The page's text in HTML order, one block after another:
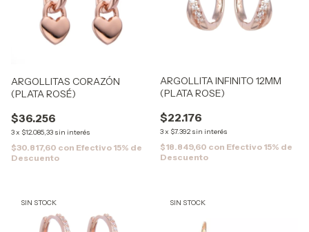
ARGOLLITAS CORAZÓN
(PLATA ROSÉ)
$36.256
3x $12.085,33 sin interés
$30.817,60 con Efectivo 15% de
Descuento
ARGOLLITA INFINITO 12MM
(PLATA ROSE)
$22.176
3x $7.392 sin interés
$18.849,60 con Efectivo 15% de
Descuento
SIN STOCK SIN STOCK